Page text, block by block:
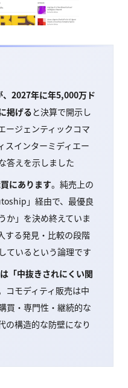
2027年に年5,000万ド
掲げる と決算で開示し
ージェンティックコマ
スインターミディエー
答えを示しました
にあります。純売上の
」経由で、最優良
か」を決め終えていま
する発見・比較の段階
ているという論理です
「中抜きされにくい関
コモディティ販売は中
買・専門性・継続的な
の構造的な防壁になり